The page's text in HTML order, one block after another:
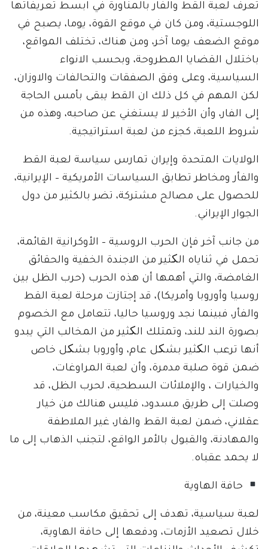
تعرف لعبة القط والفار بالمناورة في ابسط تعريفاتها
اللوجستية، ومن كان في موقع القوة، يوما، يصبح في
موقع الضعف يوما آخر، ومن هناك، تختلف المواقع،
باختلال القضايا المطروحة، وبحسب الانواء
السياسية، وعلى وفق الصفقات والتحالفات والاوزان،
لكن المهم في كل ذلك ان القط يبقى بأمس الحاجة
إلى الفار، وأن الأخير لا يستغني عن صاحبه، وهذه من
شروط اللعبة، كجزء من لعبة استراتيجية.
الولايات المتحدة وإيران تمارس سياسة لعبة القط
والفأر ومخاطر تطابق السياسات الأمريكية – الإيرانية،
للحصول على مصالح مشتركة، تضر بالكثير من دول
الجوار الإيراني.
من جانب آخر فإن الحرب الروسية – الأوكرانية القائمة،
تحمل في ثناياه الکثير من الاجندة الخفية والحقائق
الغامضة، والتي أهمها أن هذه الحرب (حرب الظل بين
روسيا وأوروبا وأمريكا)، قد إجتازت مرحلة لعبة القط
والفأر، فبينما نجد وروسيا حاليا، تتعامل مع الخصوم
بصورة الند للند، وتمتلك الکثير من المخالب التي يبدو
أنها ترعب الکثير بشکل عام، وأوروبا بشکل خاص
ضمن قوة صلبة مدمرة، وأن لعبة المراوغات،
والخيارات ، والإملائات السطحية، لحرب الظل، قد
وصلت إلى طريق مسدود، فليس هنالك من خيار
عقلاني، ضمن لعبة القط والفار، غير الملاطفة
والمهادنة، والقبول بالأمر الواقع، لتجنب الذهاب إلى ما
لا يحمد عقباه.
حافة الهاوية
لعبة سياسية، تهدف إلى تحقيق مكاسب معينة، من
خلال تصعيد الأزمات، ودفعها إلى حافة الهاوية،